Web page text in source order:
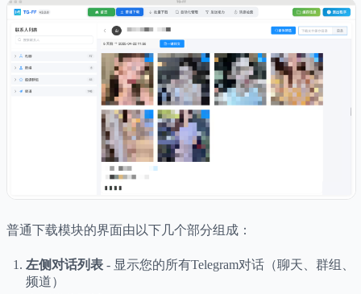
普通下载模块的界面由以下几个部分组成：
左侧对话列表 - 显示您的所有Telegram对话（聊天、群组、
频道）